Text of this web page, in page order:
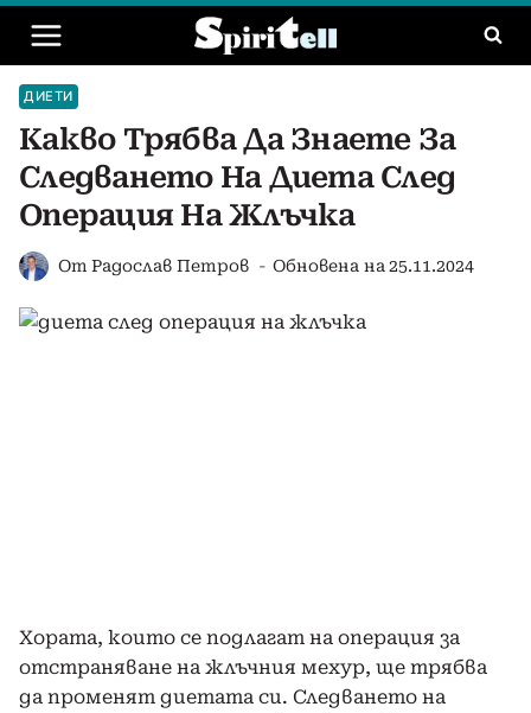
Към
съдържанието
ДИЕТИ
Какво Трябва Да Знаете За
Следването На Диета След
Операция На Жлъчка
От Радослав Петров Обновена на 25.11.2024
Хората, които се подлагат на операция за
отстраняване на жлъчния мехур, ще трябва
да променят диетата си. Следването на